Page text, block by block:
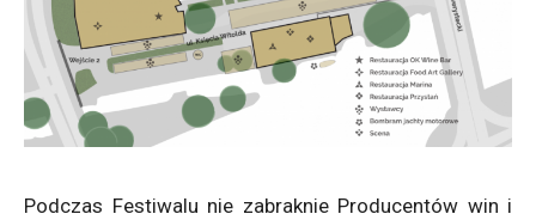
Podczas Festiwalu nie zabraknie Producentów win i